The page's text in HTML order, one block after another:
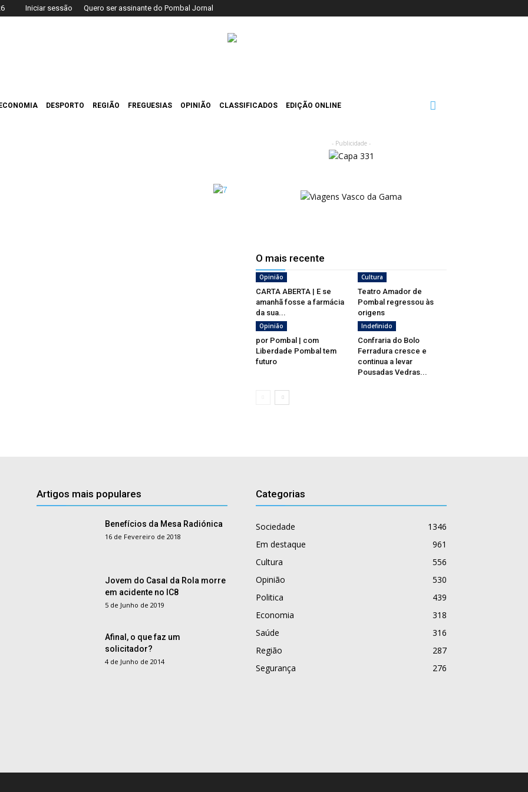
Iniciar sessão Quero ser assinante do Pombal Jornal
ECONOMIA DESPORTO REGIÃO FREGUESIAS OPINIÃO CLASSIFICADOS EDIÇÃO ONLINE
- Publicidade -
O mais recente
Opinião
CARTA ABERTA | E se
amanhã fosse a farmácia
da sua...
Cultura
Teatro Amador de
Pombal regressou às
origens
Opinião
por Pombal | com
Liberdade Pombal tem
futuro
Indefinido
Confraria do Bolo
Ferradura cresce e
continua a levar
Pousadas Vedras...
Artigos mais populares
Benefícios da Mesa Radiónica
16 de Fevereiro de 2018
Jovem do Casal da Rola morre
em acidente no IC8
5 de Junho de 2019
Afinal, o que faz um
solicitador?
4 de Junho de 2014
Categorias
Sociedade
1346
Em destaque
961
Cultura
556
Opinião
530
Politica
439
Economia
318
Saúde
316
Região
287
Segurança
276